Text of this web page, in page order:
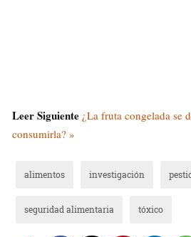
Leer Siguiente ¿La fruta congelada se
consumirla? »
alimentos investigación
seguridad alimentaria tóxico